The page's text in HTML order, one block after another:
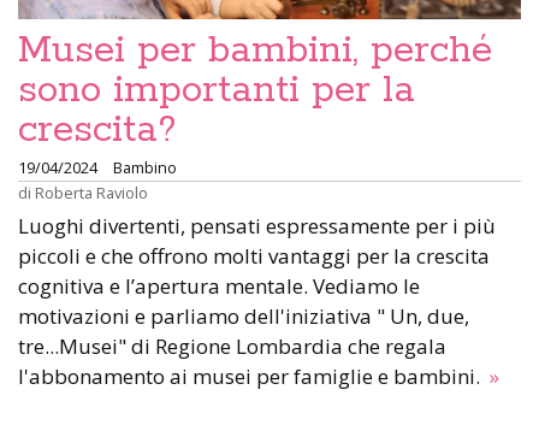
Musei per bambini, perché
sono importanti per la
crescita?
19/04/2024
Bambino
di Roberta Raviolo
Luoghi divertenti, pensati espressamente per i più
piccoli e che offrono molti vantaggi per la crescita
cognitiva e l’apertura mentale. Vediamo le
motivazioni e parliamo dell'iniziativa " Un, due,
tre...Musei" di Regione Lombardia che regala
l'abbonamento ai musei per famiglie e bambini. »